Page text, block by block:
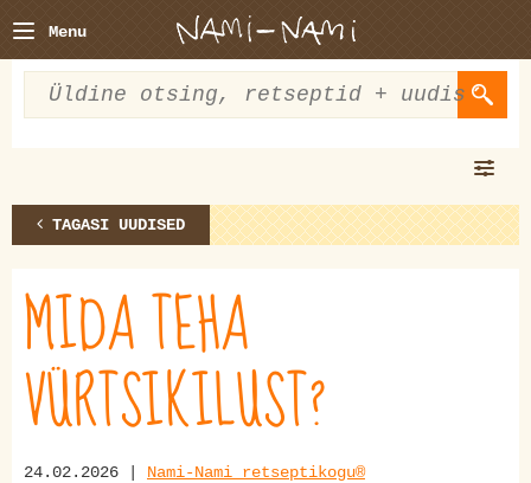
Menu
TAGASI UUDISED
MIDA TEHA
VÜRTSIKILUST?
24.02.2026 | Nami-Nami retseptikogu®